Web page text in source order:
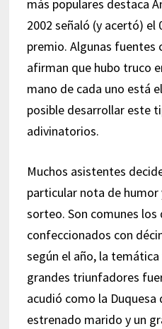
más populares destaca
2002 señaló (y acertó) el
premio. Algunas fuentes
afirman que hubo truco
mano de cada uno está
posible desarrollar este
adivinatorios.
Muchos asistentes
particular nota de
sorteo. Son comunes los
confeccionados con
según el año, la temática
grandes triunfadores
acudió como la Duquesa
estrenado marido y un